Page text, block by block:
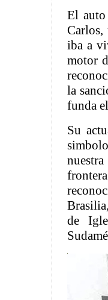
El auto
Carlos,
iba a
motor
la
funda
Su
de